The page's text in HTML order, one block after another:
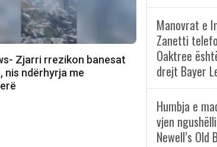
Zjarri rrezikon banesat
nis ndërhyrja me
Manovrat e
Zanetti
Oaktree
drejt Bayer
Humbja e
vjen
Newell’s Old